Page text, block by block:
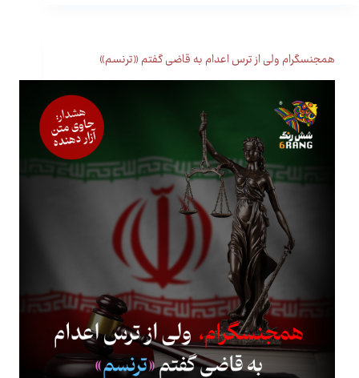
همجنسگرام ولی از ترس اعدام به قاضی گفتم «ترنسم»